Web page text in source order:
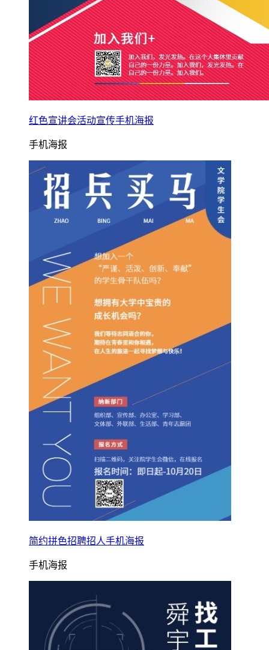
红色宣讲会活动宣传手机海报
手机海报
简约拼色招聘招人手机海报
手机海报